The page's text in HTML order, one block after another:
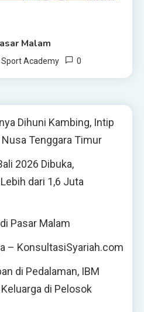
Malam
Academy 0
Dihuni Kambing, Intip
Tenggara Timur
2026 Dibuka,
dari 1,6 Juta
Pasar Malam
– KonsultasiSyariah.com
di Pedalaman, IBM
di Pelosok